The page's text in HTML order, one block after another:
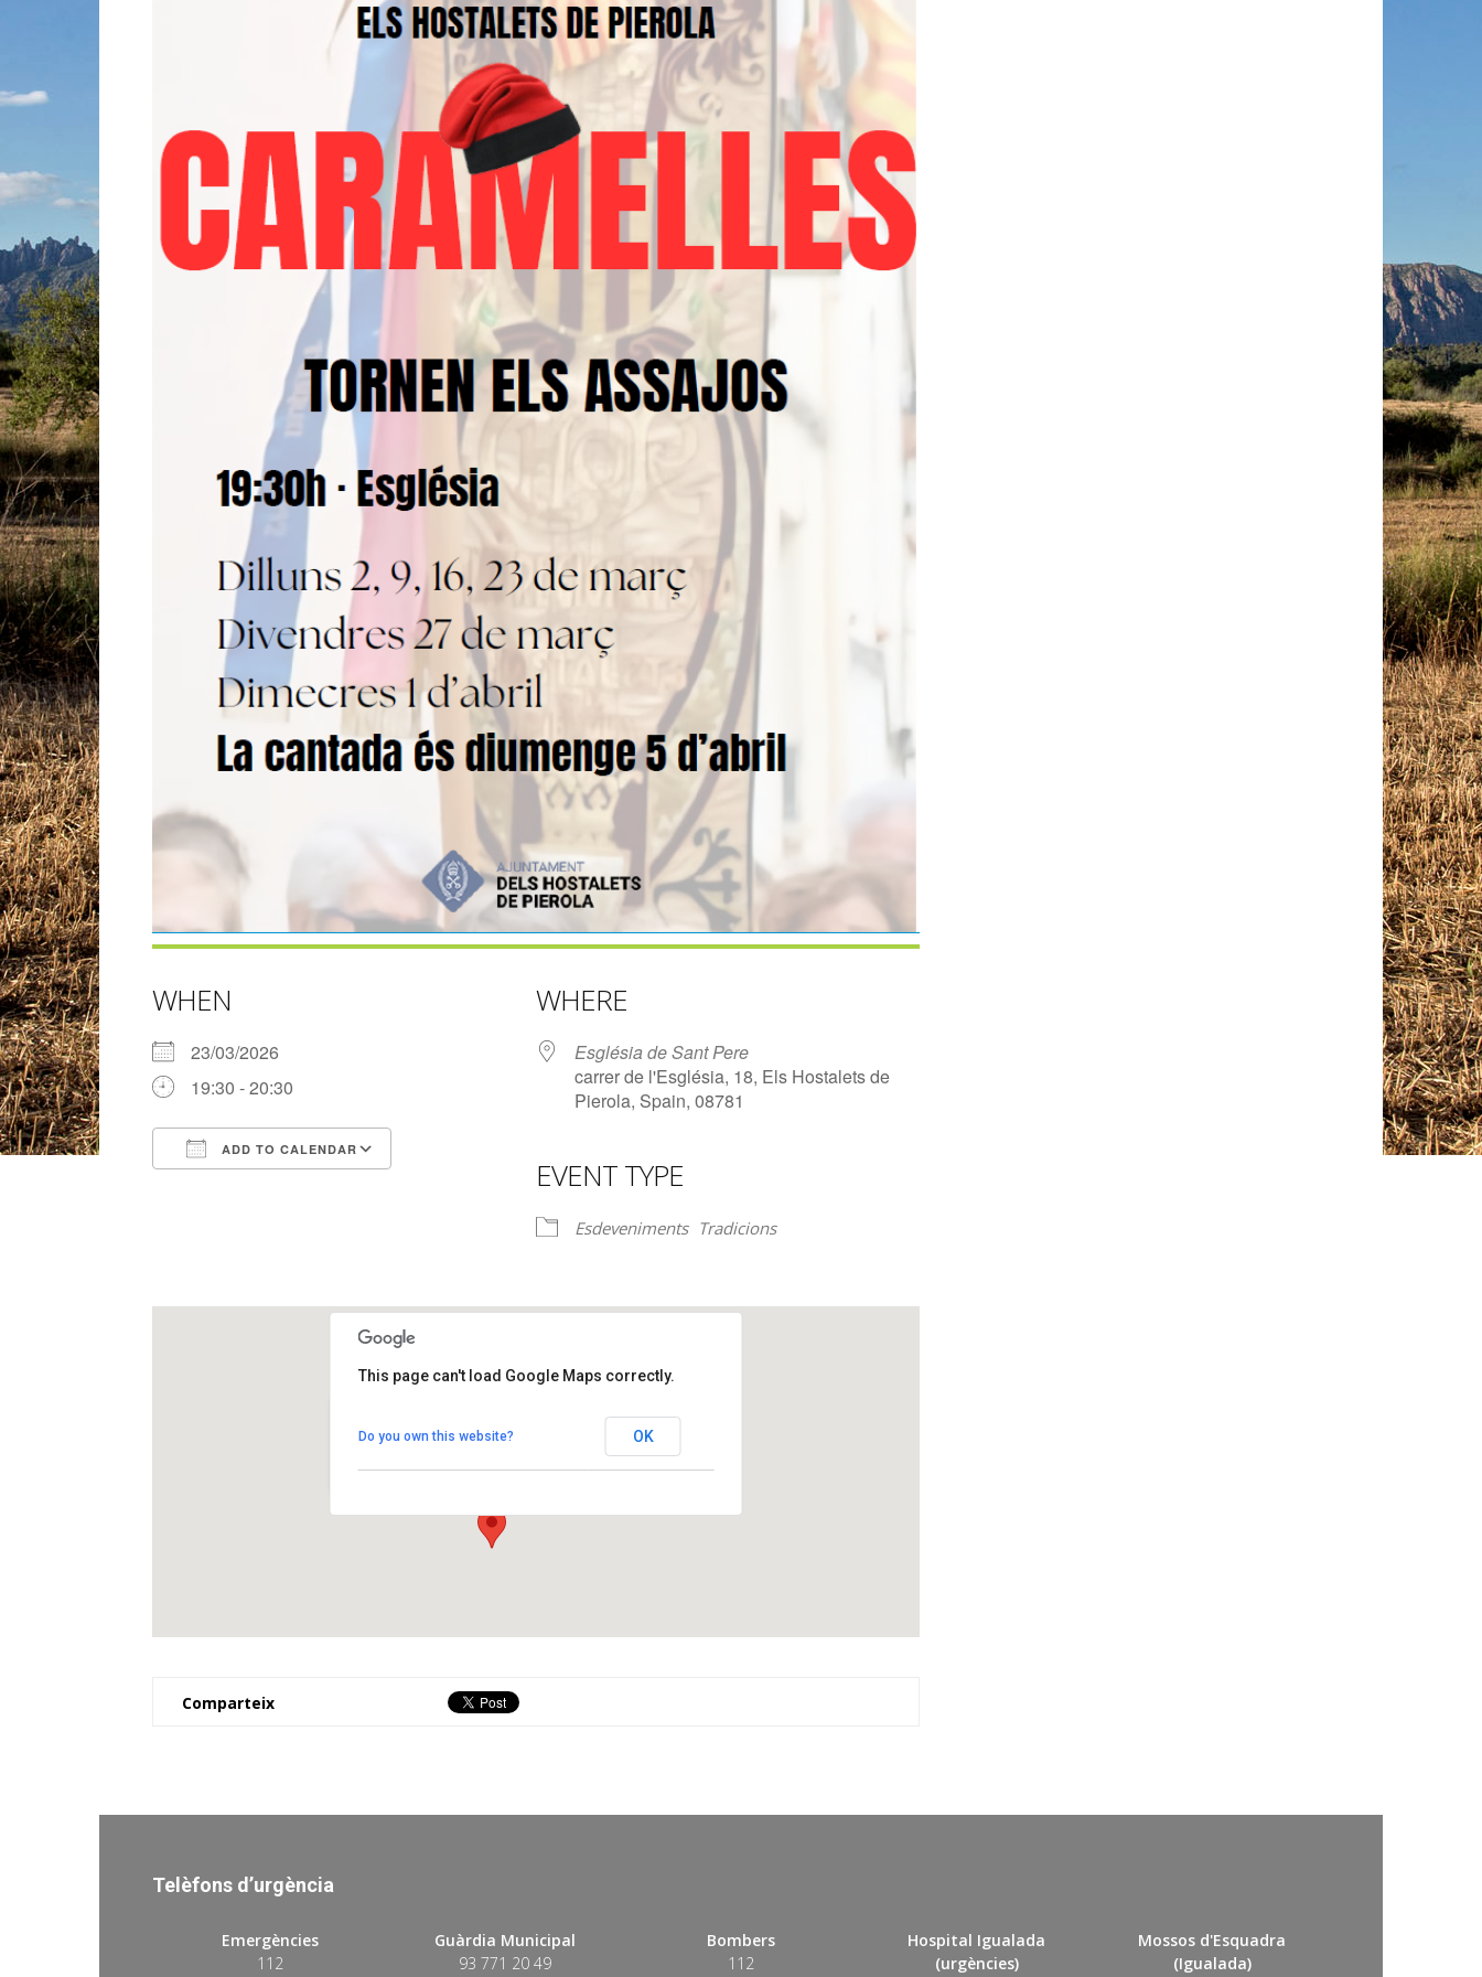
WHEN
23/03/2026
19:30 - 20:30
ADD TO CALENDAR
Google Calendar iCalendar
WHERE
Església de Sant Pere
carrer de l'Església, 18, Els Hostalets de
Pierola, Spain, 08781
EVENT TYPE
Esdeveniments Tradicions
carrer de l'Església, 18 - Els Hostalets de Pierola
View Events
This page can't load Google Maps correctly.
Do you own this website? OK
Comparteix
Telèfons d’urgència
Emergències
112
Guàrdia Municipal
93 771 20 49
Bombers
112
Hospital Igualada
(urgències)
Mossos d'Esquadra
(Igualada)